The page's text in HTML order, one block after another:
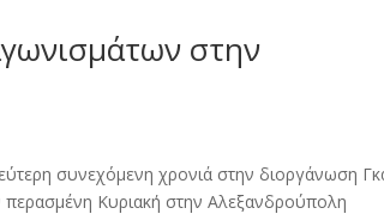
στην
συνεχόμενη χρονιά στην διοργάνωση
Κυριακή στην Αλεξανδρούπολη